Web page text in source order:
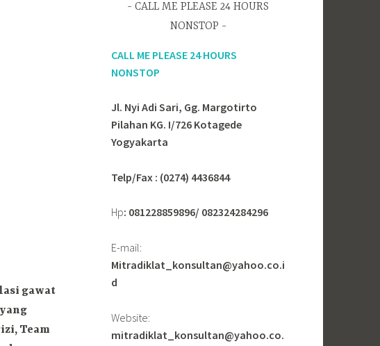
gawat
Team
t
u
CALL ME PLEASE 24 HOURS
NONSTOP
CALL ME PLEASE 24 HOURS
NONSTOP
Jl. Nyi Adi Sari, Gg. Margotirto
Pilahan KG. I/726 Kotagede
Yogyakarta
Telp/Fax : (0274) 4436844
Hp: 081228859896/ 082324284296
E-mail:
Mitradiklat_konsultan@yahoo.co.i
d
Website:
mitradiklat_konsultan@yahoo.co.